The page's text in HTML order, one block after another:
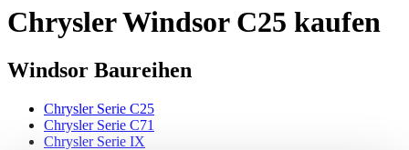
Chrysler Windsor C25 kaufen
Windsor Baureihen
Chrysler Serie C25
Chrysler Serie C71
Chrysler Serie IX